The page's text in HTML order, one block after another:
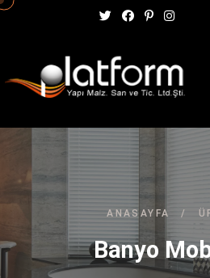
ANASAYFA /
Banyo